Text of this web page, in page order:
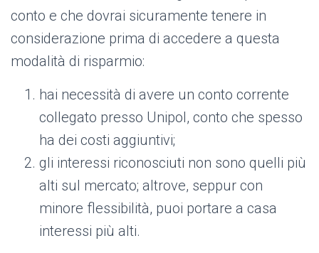
conto e che dovrai sicuramente tenere in
considerazione prima di accedere a questa
modalità di risparmio:
hai necessità di avere un conto corrente
collegato presso Unipol, conto che spesso
ha dei costi aggiuntivi;
gli interessi riconosciuti non sono quelli più
alti sul mercato; altrove, seppur con
minore flessibilità, puoi portare a casa
interessi più alti.